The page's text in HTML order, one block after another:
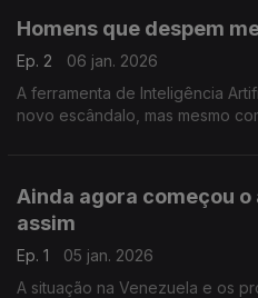
Homens que despem
Ep. 2
06 jan. 2026
A ferramenta de Inteligência
novo escândalo, mas mesmo
Ainda agora começou o
assim
Ep. 1
05 jan. 2026
A situação na Venezuela e os